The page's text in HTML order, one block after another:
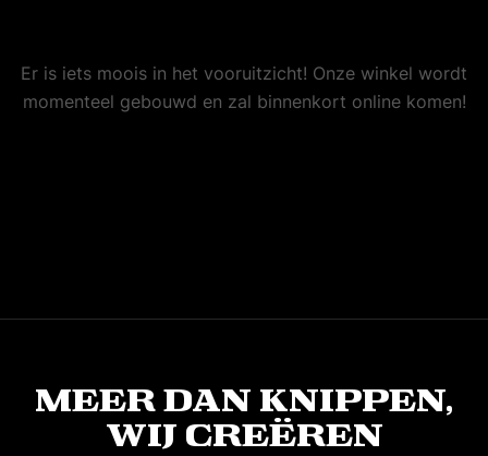
Er is iets moois in het vooruitzicht! Onze winkel wordt
momenteel gebouwd en zal binnenkort online komen!
Meer dan knippen,
Wij creëren